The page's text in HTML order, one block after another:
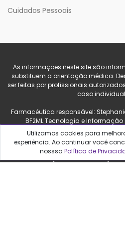
Cuidados Pessoais
As informações neste site são
substituem a orientação médica.
ser feitas por profissionais
caso
Farmacêutica responsável:
BF2ML Tecnologia e Informação
13.085.818/
Avenida do Pepê, 1120 sala 4.
CEP 22620-
PROCURE O MÉDICO E O
Utilizamos cookies para
experiência. Ao continuar você
nosssa Política de